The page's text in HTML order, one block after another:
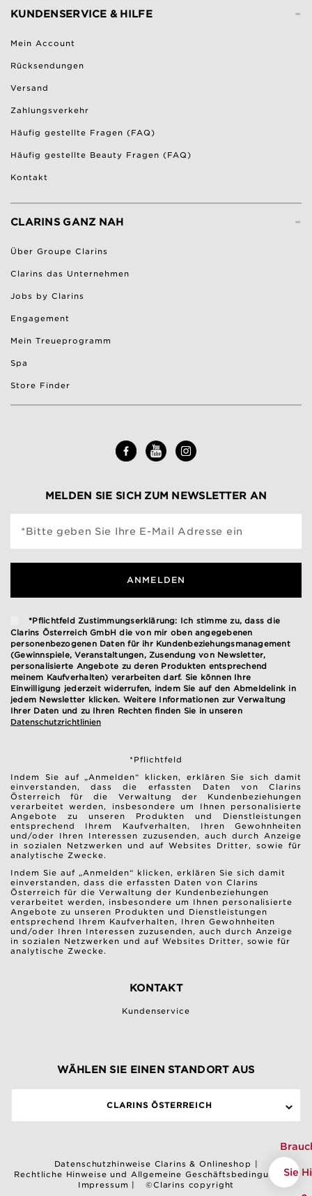
-
KUNDENSERVICE & HILFE
Mein Account
Rücksendungen
Versand
Zahlungsverkehr
Häufig gestellte Fragen (FAQ)
Häufig gestellte Beauty Fragen (FAQ)
Kontakt
-
CLARINS GANZ NAH
Über Groupe Clarins
Clarins das Unternehmen
Jobs by Clarins
Engagement
Mein Treueprogramm
Spa
Store Finder
MELDEN SIE SICH ZUM NEWSLETTER AN
*Bitte geben Sie Ihre E-Mail Adresse ein
ANMELDEN
*Pflichtfeld Zustimmungserklärung: Ich stimme zu, dass die
Clarins Österreich GmbH die von mir oben angegebenen
personenbezogenen Daten für ihr Kundenbeziehungsmanagement
(Gewinnspiele, Veranstaltungen, Zusendung von Newsletter,
personalisierte Angebote zu deren Produkten entsprechend
meinem Kaufverhalten) verarbeiten darf. Sie können Ihre
Einwilligung jederzeit widerrufen, indem Sie auf den Abmeldelink in
jedem Newsletter klicken. Weitere Informationen zur Verwaltung
Ihrer Daten und zu Ihren Rechten finden Sie in unseren
Datenschutzrichtlinien
*Pflichtfeld
Indem Sie auf „Anmelden“ klicken, erklären Sie sich damit
einverstanden, dass die erfassten Daten von Clarins
Österreich für die Verwaltung der Kundenbeziehungen
verarbeitet werden, insbesondere um Ihnen personalisierte
Angebote zu unseren Produkten und Dienstleistungen
entsprechend Ihrem Kaufverhalten, Ihren Gewohnheiten
und/oder Ihren Interessen zuzusenden, auch durch Anzeige
in sozialen Netzwerken und auf Websites Dritter, sowie für
analytische Zwecke.
Indem Sie auf „Anmelden“ klicken, erklären Sie sich damit
einverstanden, dass die erfassten Daten von Clarins
Österreich für die Verwaltung der Kundenbeziehungen
verarbeitet werden, insbesondere um Ihnen personalisierte
Angebote zu unseren Produkten und Dienstleistungen
entsprechend Ihrem Kaufverhalten, Ihren Gewohnheiten
und/oder Ihren Interessen zuzusenden, auch durch Anzeige
in sozialen Netzwerken und auf Websites Dritter, sowie für
analytische Zwecke.
KONTAKT
Kundenservice
WÄHLEN SIE EINEN STANDORT AUS
CLARINS ÖSTERREICH
Datenschutzhinweise Clarins & Onlineshop
Rechtliche Hinweise und Allgemeine Geschäftsbedingungen |
Impressum
©Clarins copyright
Sie